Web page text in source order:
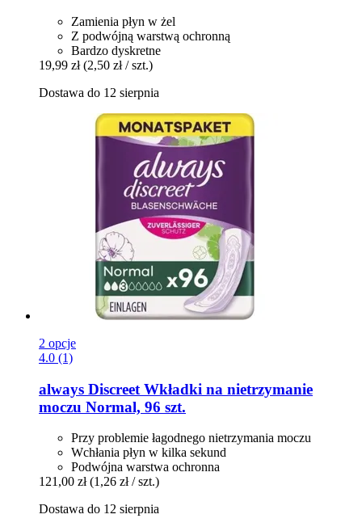
Zamienia płyn w żel
Z podwójną warstwą ochronną
Bardzo dyskretne
19,99 zł (2,50 zł / szt.)
Dostawa do 12 sierpnia
2 opcje
4.0 (1)
always Discreet Wkładki na nietrzymanie
moczu Normal, 96 szt.
Przy problemie łagodnego nietrzymania moczu
Wchłania płyn w kilka sekund
Podwójna warstwa ochronna
121,00 zł (1,26 zł / szt.)
Dostawa do 12 sierpnia